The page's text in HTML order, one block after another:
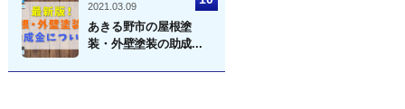
2021.03.09
あきる野市の屋根塗
装・外壁塗装の助成...